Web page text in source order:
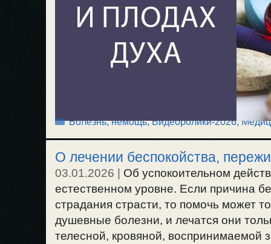
Рубрики
Болезнь, немощь,Видеоролики-2026,
О лечении беспокойства,
03.01.2026 | Об успокоительном
естественном уровне. Если причина
страдания страсти, то помочь может
душевные болезни, и лечатся они
телесной, кровяной, воспринимаемой